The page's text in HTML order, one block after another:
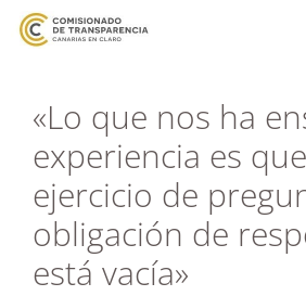
«Lo que nos ha
experiencia es
ejercicio de
obligación de
está vacía»